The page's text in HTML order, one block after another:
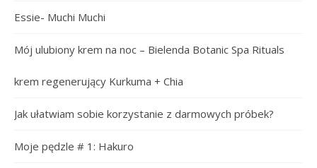
Essie- Muchi Muchi
Mój ulubiony krem na noc – Bielenda Botanic Spa Rituals
krem regenerujący Kurkuma + Chia
Jak ułatwiam sobie korzystanie z darmowych próbek?
Moje pędzle # 1: Hakuro